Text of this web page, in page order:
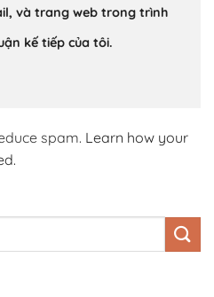
và trang web trong trình
kế tiếp của tôi.
spam. Learn how your